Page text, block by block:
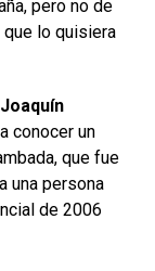
pero no de
que lo quisiera
Joaquín
conocer un
que fue
una persona
de 2006